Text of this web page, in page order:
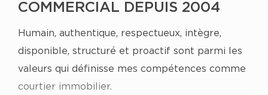
COMMERCIAL DEPUIS 2004
Humain, authentique, respectueux, intègre,
disponible, structuré et proactif sont parmi les
valeurs qui définisse mes compétences comme
courtier immobilier.